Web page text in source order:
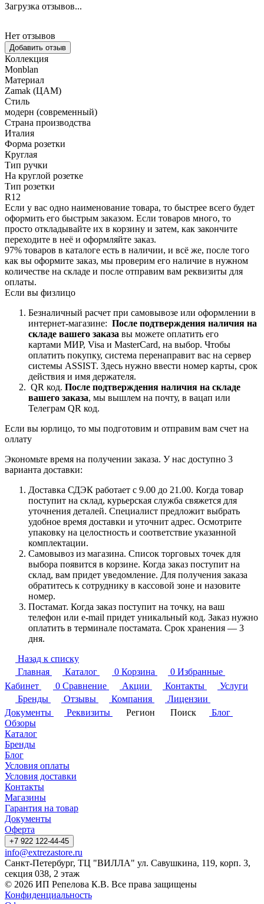
Загрузка отзывов...
Нет отзывов
Добавить отзыв
Коллекция
Monblan
Материал
Zamak (ЦАМ)
Стиль
модерн (современный)
Страна производства
Италия
Форма розетки
Круглая
Тип ручки
На круглой розетке
Тип розетки
R12
Если у вас одно наименование товара, то быстрее всего будет
оформить его быстрым заказом. Если товаров много, то
просто откладывайте их в корзину и затем, как закончите
переходите в неё и оформляйте заказ.
97% товаров в каталоге есть в наличии, и всё же, после того
как вы оформите заказ, мы проверим его наличие в нужном
количестве на складе и после отправим вам реквизиты для
оплаты.
Если вы физлицо
Безналичный расчет при самовывозе или оформлении в
интернет-магазине: После подтверждения наличия на
складе вашего заказа вы можете оплатить его
картами МИР, Visa и MasterCard, на выбор. Чтобы
оплатить покупку, система перенаправит вас на сервер
системы ASSIST. Здесь нужно ввести номер карты, срок
действия и имя держателя.
QR код. После подтверждения наличия на складе
вашего заказа, мы вышлем на почту, в вацап или
Телеграм QR код.
Если вы юрлицо, то мы подготовим и отправим вам счет на
оллату
Экономьте время на получении заказа. У нас доступно 3
варианта доставки:
Доставка СДЭК работает с 9.00 до 21.00. Когда товар
поступит на склад, курьерская служба свяжется для
уточнения деталей. Специалист предложит выбрать
удобное время доставки и уточнит адрес. Осмотрите
упаковку на целостность и соответствие указанной
комплектации.
Самовывоз из магазина. Список торговых точек для
выбора появится в корзине. Когда заказ поступит на
склад, вам придет уведомление. Для получения заказа
обратитесь к сотруднику в кассовой зоне и назовите
номер.
Постамат. Когда заказ поступит на точку, на ваш
телефон или e-mail придет уникальный код. Заказ нужно
оплатить в терминале постамата. Срок хранения — 3
дня.
Назад к списку
Главная
Каталог 0 Корзина 0 Избранные
Кабинет
0 Сравнение Акции Контакты
Услуги
Бренды
Отзывы Компания
Лицензии
Документы
Реквизиты Регион Поиск
Блог
Обзоры
Каталог
Бренды
Блог
Условия оплаты
Условия доставки
Контакты
Магазины
Гарантия на товар
Документы
Оферта
+7 922 122-44-45
info@extrezastore.ru
Санкт-Петербург, ТЦ "ВИЛЛА" ул. Савушкина, 119, корп. 3,
секция 038, 2 этаж
© 2026 ИП Репелова К.В. Все права защищены
Конфиденциальность